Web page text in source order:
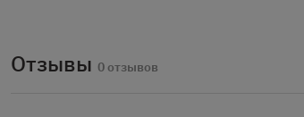
Отзывы 0 отзывов